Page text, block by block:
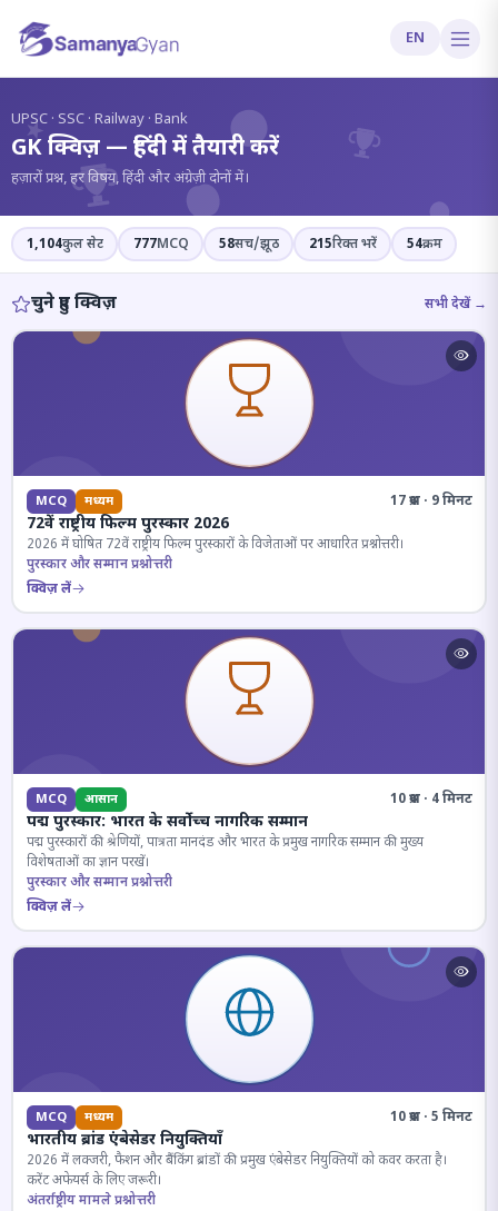
EN
?
UPSC · SSC · Railway · Bank
GK क्विज़ — हिंदी में तैयारी करें
हज़ारों प्रश्न, हर विषय, हिंदी और अंग्रेज़ी दोनों में।
1,104कुल सेट 777MCQ 58सच/झूठ 215रिक्त भरें 54क्रम
चुने हुए क्विज़ सभी देखें →
MCQ मध्यम 17 प्रश्न · 9 मिनट
72वें राष्ट्रीय फिल्म पुरस्कार 2026
2026 में घोषित 72वें राष्ट्रीय फिल्म पुरस्कारों के विजेताओं पर आधारित प्रश्नोत्तरी।
पुरस्कार और सम्मान प्रश्नोत्तरी
क्विज़ लें
MCQ आसान 10 प्रश्न · 4 मिनट
पद्म पुरस्कार: भारत के सर्वोच्च नागरिक सम्मान
पद्म पुरस्कारों की श्रेणियों, पात्रता मानदंड और भारत के प्रमुख नागरिक सम्मान की मुख्य
विशेषताओं का ज्ञान परखें।
पुरस्कार और सम्मान प्रश्नोत्तरी
क्विज़ लें
MCQ मध्यम 10 प्रश्न · 5 मिनट
भारतीय ब्रांड एंबेसेडर नियुक्तियाँ
2026 में लक्जरी, फैशन और बैंकिंग ब्रांडों की प्रमुख एंबेसेडर नियुक्तियों को कवर करता है।
करेंट अफेयर्स के लिए जरूरी।
अंतर्राष्ट्रीय मामले प्रश्नोत्तरी